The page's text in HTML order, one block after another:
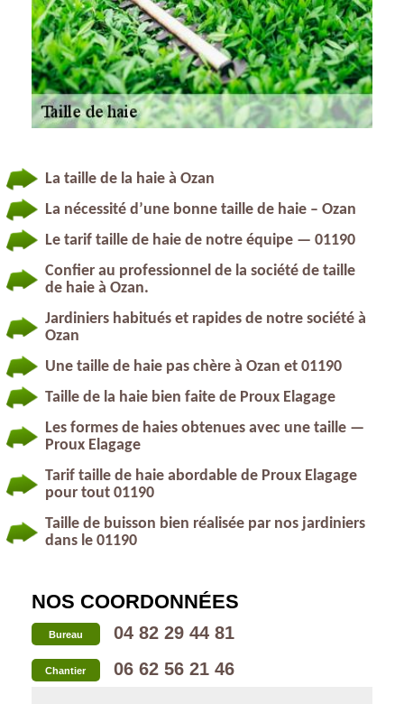
La taille de la haie à Ozan
La nécessité d’une bonne taille de haie – Ozan
Le tarif taille de haie de notre équipe — 01190
Confier au professionnel de la société de taille
de haie à Ozan.
Jardiniers habitués et rapides de notre société à
Ozan
Une taille de haie pas chère à Ozan et 01190
Taille de la haie bien faite de Proux Elagage
Les formes de haies obtenues avec une taille —
Proux Elagage
Tarif taille de haie abordable de Proux Elagage
pour tout 01190
Taille de buisson bien réalisée par nos jardiniers
dans le 01190
NOS COORDONNÉES
Bureau 04 82 29 44 81
Chantier 06 62 56 21 46